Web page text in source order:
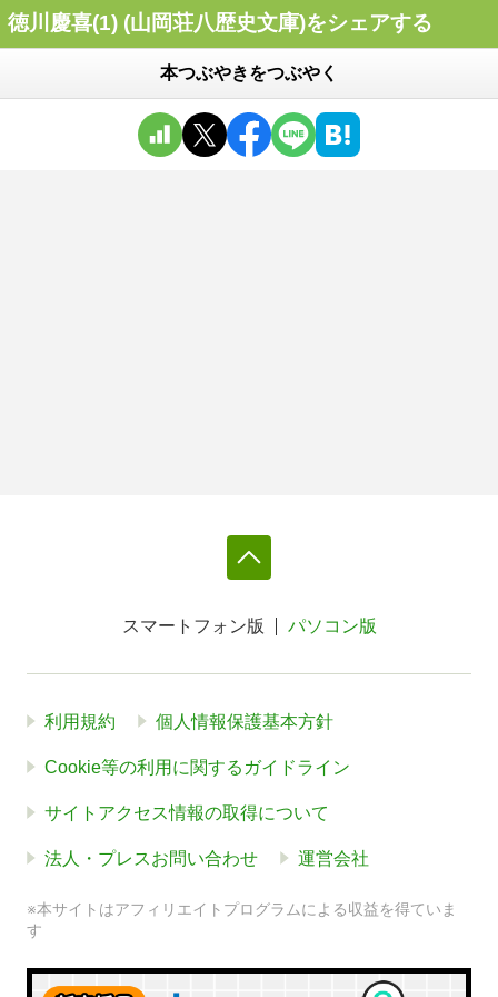
徳川慶喜(1) (山岡荘八歴史文庫)をシェアする
本つぶやきをつぶやく
スマートフォン版 パソコン版
利用規約 個人情報保護基本方針
Cookie等の利用に関するガイドライン
サイトアクセス情報の取得について
法人・プレスお問い合わせ 運営会社
※本サイトはアフィリエイトプログラムによる収益を得ていま
す